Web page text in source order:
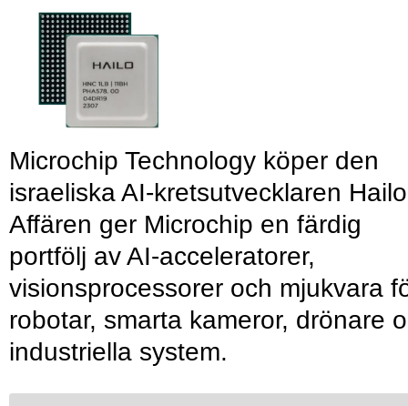
Microchip Technology köper den
israeliska AI-kretsutvecklaren
Affären ger Microchip en färdig
portfölj av AI-acceleratorer,
visionsprocessorer och mjukvara
robotar, smarta kameror, drönare
industriella system.